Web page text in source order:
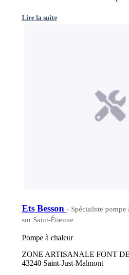
Lire la suite
Ets Besson - Spécialiste
sur Saint-Étienne
Pompe à chaleur
ZONE ARTISANALE FONT
43240 Saint-Just-Malmont